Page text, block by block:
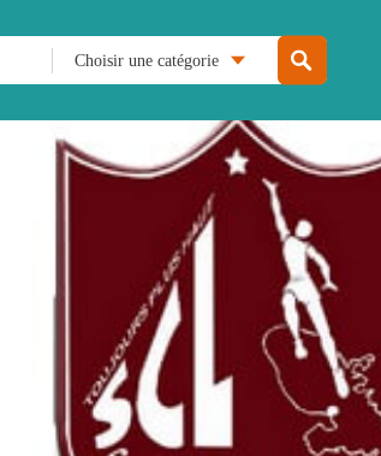
Choisir une catégorie